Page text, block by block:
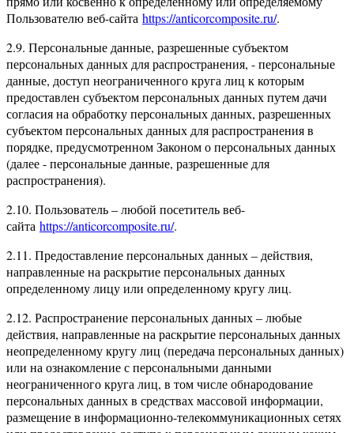
Пользователю веб-сайта https://anticorcomposite.ru/.
2.9. Персональные данные, разрешенные субъектом
персональных данных для распространения, - персональные
данные, доступ неограниченного круга лиц к которым
предоставлен субъектом персональных данных путем дачи
согласия на обработку персональных данных, разрешенных
субъектом персональных данных для распространения в
порядке, предусмотренном Законом о персональных данных
(далее - персональные данные, разрешенные для
распространения).
2.10. Пользователь – любой посетитель веб-
сайта https://anticorcomposite.ru/.
2.11. Предоставление персональных данных – действия,
направленные на раскрытие персональных данных
определенному лицу или определенному кругу лиц.
2.12. Распространение персональных данных – любые
действия, направленные на раскрытие персональных данных
неопределенному кругу лиц (передача персональных данных)
или на ознакомление с персональными данными
неограниченного круга лиц, в том числе обнародование
персональных данных в средствах массовой информации,
размещение в информационно-телекоммуникационных сетях